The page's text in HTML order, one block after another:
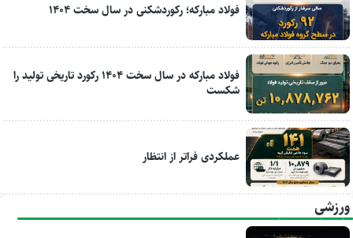
فولاد مبارکه؛ رکوردشکنی در سال سخت ۱۴۰۴
فولاد مبارکه در سال سخت ۱۴۰۴ رکورد تاریخی تولید را
شکست
عملکردی فراتر از انتظار
ورزشی